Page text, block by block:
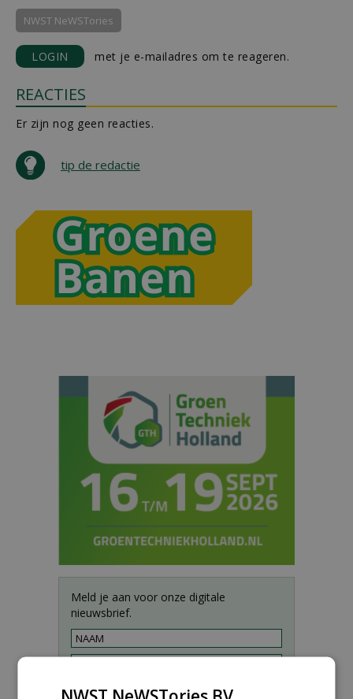
NWST NeWSTories
LOGIN met je e-mailadres om te reageren.
REACTIES
Er zijn nog geen reacties.
tip de redactie
Meld je aan voor onze digitale
nieuwsbrief.